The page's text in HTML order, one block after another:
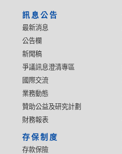
訊息公告
最新消息
公告欄
新聞稿
爭議訊息澄清專區
國際交流
業務動態
贊助公益及研究計劃
財務報表
存保制度
存款保險